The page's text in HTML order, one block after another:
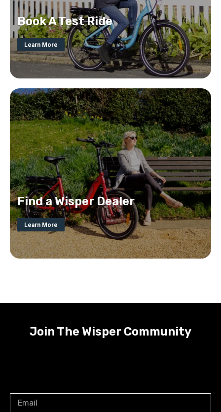
Book A Test Ride
Learn More
Find a Wisper Dealer
Learn More
Join The Wisper Community